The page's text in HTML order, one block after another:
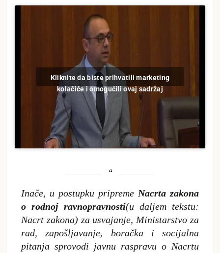
Kliknite da biste prihvatili marketing
kolačiće i omogućili ovaj sadržaj
Inače, u postupku pripreme Nacrta zakona
o rodnoj ravnopravnosti(u daljem tekstu:
Nacrt zakona) za usvajanje, Ministarstvo za
rad, zapošljavanje, boračka i socijalna
pitanja sprovodi javnu raspravu o Nacrtu